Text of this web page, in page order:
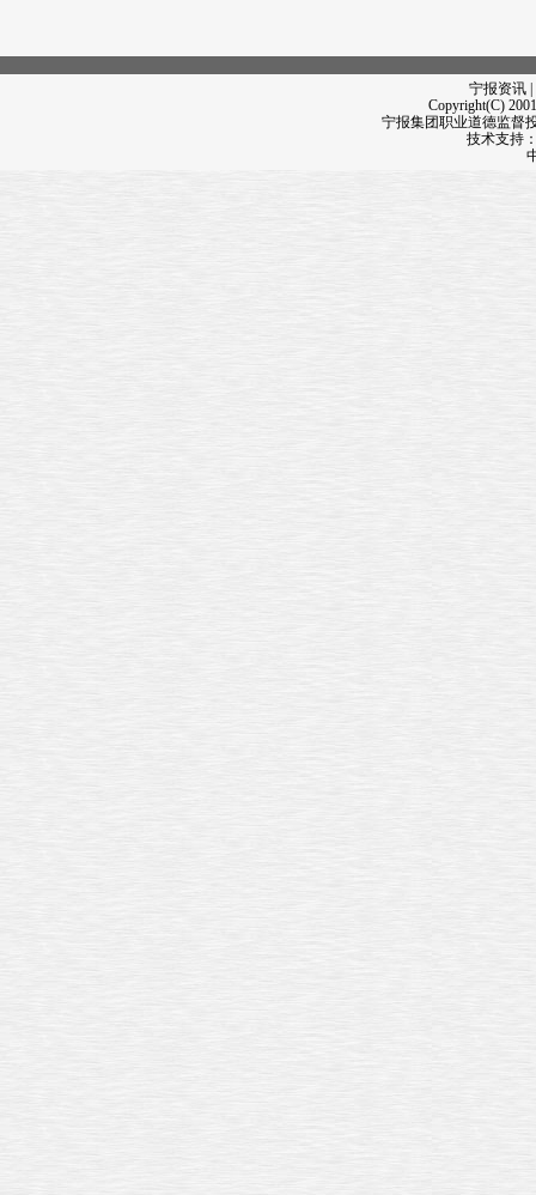
宁报资讯
Copyright(C)
宁报集团职业道德监督
技术支持